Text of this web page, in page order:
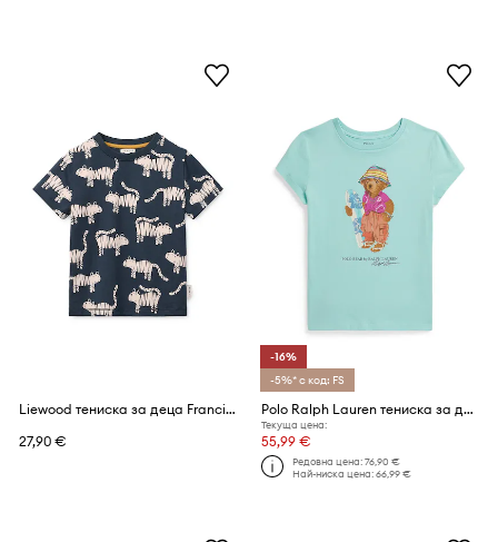
Liewood тениска за деца Francis Printed SS T-shirt
27,90 €
-16%
-5%* с код: FS
Polo Ralph Lauren тениска за деца от памук
Текуща цена:
55,99 €
Редовна цена:76,90 €
Най-ниска цена:66,99 €